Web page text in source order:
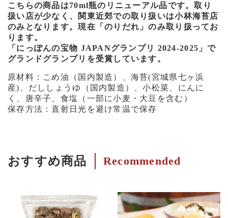
こちらの商品は70ml瓶のリニューアル品です。取り
扱い店が少なく、関東近郊での取り扱いは小林海苔店
のみとなります。現在「のりだれ」のみ取り扱ってお
ります。
「にっぽんの宝物 JAPANグランプリ 2024-2025」で
グランドグランプリを受賞しています。
原材料：こめ油（国内製造）、海苔(宮城県七ヶ浜
産)、だししょうゆ（国内製造）、小松菜、にんに
く、唐辛子、食塩（一部に小麦・大豆を含む）
保存方法：直射日光を避け常温で保存
おすすめ商品 Recommended